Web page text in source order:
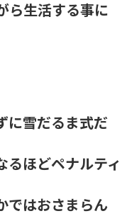
ら生活する事に
に雪だるま式だ
るほどペナルティ
ではおさまらん